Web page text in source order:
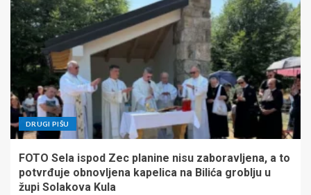
DRUGI PIŠU
FOTO Sela ispod Zec planine nisu zaboravljena, a to
potvrđuje obnovljena kapelica na Bilića groblju u
župi Solakova Kula